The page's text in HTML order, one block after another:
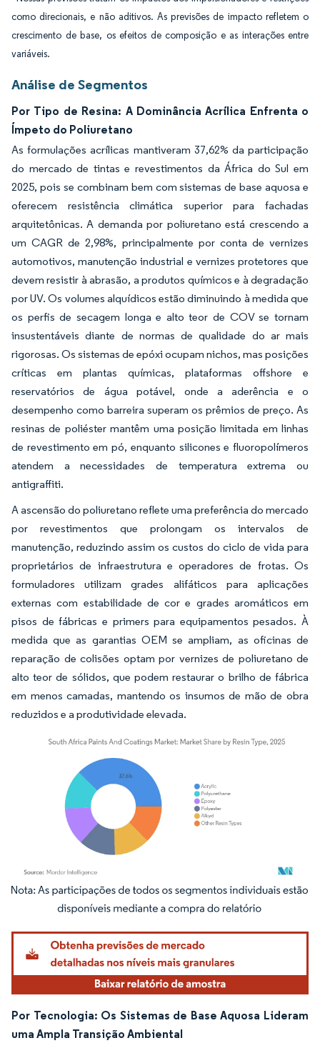
como direcionais, e não aditivos. As previsões de impacto refletem o
crescimento de base, os efeitos de composição e as interações entre
variáveis.
Análise de Segmentos
Por Tipo de Resina: A Dominância Acrílica Enfrenta o
Ímpeto do Poliuretano
As formulações acrílicas mantiveram 37,62% da participação
do mercado de tintas e revestimentos da África do Sul em
2025, pois se combinam bem com sistemas de base aquosa e
oferecem resistência climática superior para fachadas
arquitetônicas. A demanda por poliuretano está crescendo a
um CAGR de 2,98%, principalmente por conta de vernizes
automotivos, manutenção industrial e vernizes protetores que
devem resistir à abrasão, a produtos químicos e à degradação
por UV. Os volumes alquídicos estão diminuindo à medida que
os perfis de secagem longa e alto teor de COV se tornam
insustentáveis diante de normas de qualidade do ar mais
rigorosas. Os sistemas de epóxi ocupam nichos, mas posições
críticas em plantas químicas, plataformas offshore e
reservatórios de água potável, onde a aderência e o
desempenho como barreira superam os prêmios de preço. As
resinas de poliéster mantêm uma posição limitada em linhas
de revestimento em pó, enquanto silicones e fluoropolímeros
atendem a necessidades de temperatura extrema ou
antigraffiti.
A ascensão do poliuretano reflete uma preferência do mercado
por revestimentos que prolongam os intervalos de
manutenção, reduzindo assim os custos do ciclo de vida para
proprietários de infraestrutura e operadores de frotas. Os
formuladores utilizam grades alifáticos para aplicações
externas com estabilidade de cor e grades aromáticos em
pisos de fábricas e primers para equipamentos pesados. À
medida que as garantias OEM se ampliam, as oficinas de
reparação de colisões optam por vernizes de poliuretano de
alto teor de sólidos, que podem restaurar o brilho de fábrica
em menos camadas, mantendo os insumos de mão de obra
reduzidos e a produtividade elevada.
Imagem © Mordor Intelligence. O reuso requer atribuição conforme CC BY 4.0.
Por Tecnologia: Os Sistemas de Base Aquosa Lideram
uma Ampla Transição Ambiental